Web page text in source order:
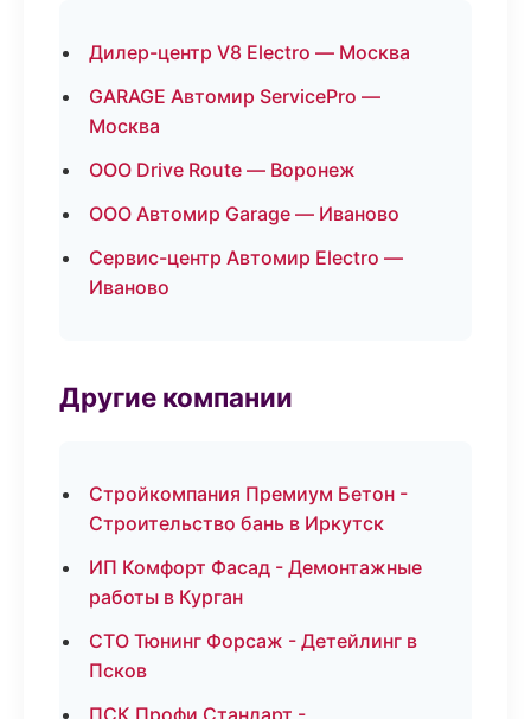
Дилер-центр V8 Electro — Москва
GARAGE Автомир ServicePro —
Москва
ООО Drive Route — Воронеж
ООО Автомир Garage — Иваново
Сервис-центр Автомир Electro —
Иваново
Другие компании
Стройкомпания Премиум Бетон -
Строительство бань в Иркутск
ИП Комфорт Фасад - Демонтажные
работы в Курган
СТО Тюнинг Форсаж - Детейлинг в
Псков
ПСК Профи Стандарт -